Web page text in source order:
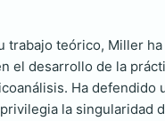
trabajo teórico, Miller
el desarrollo de la
Ha defendido
la singularidad